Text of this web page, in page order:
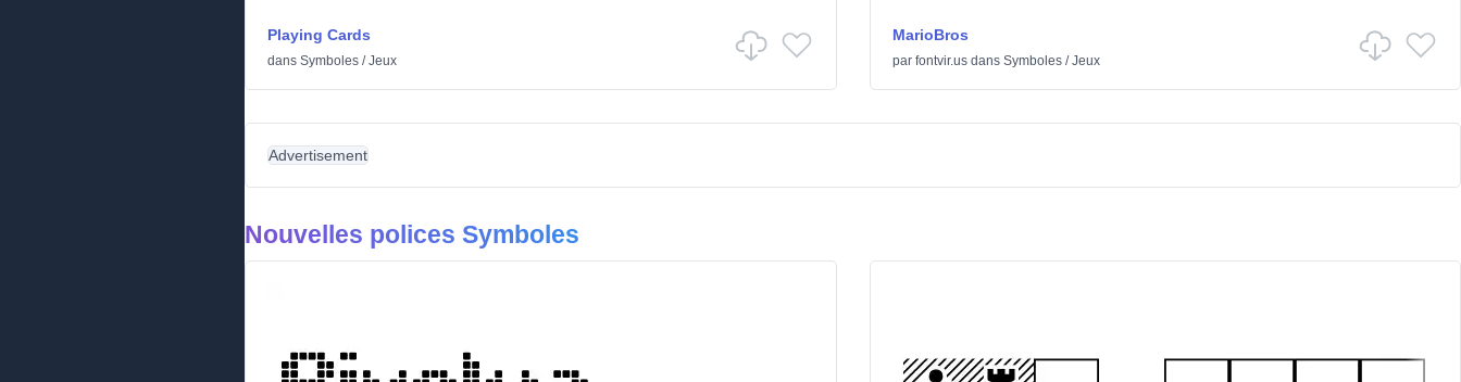
Playing Cards
dans Symboles /Jeux
MarioBros
par fontvir.usdans Symboles/Jeux
Advertisement
Nouvelles polices Symboles